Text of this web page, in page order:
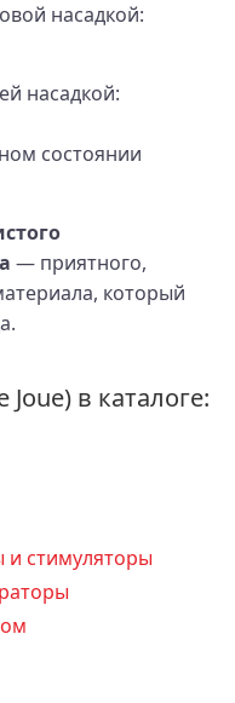
насадкой:
насадкой:
состоянии
— приятного,
который
Joue) в каталоге:
стимуляторы